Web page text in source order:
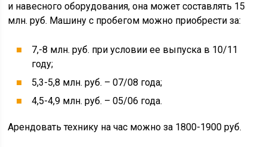
и навесного оборудования, она может составлять 15
млн. руб. Машину с пробегом можно приобрести за:
7,-8 млн. руб. при условии ее выпуска в 10/11
году;
5,3-5,8 млн. руб. – 07/08 года;
4,5-4,9 млн. руб. – 05/06 года.
Арендовать технику на час можно за 1800-1900 руб.